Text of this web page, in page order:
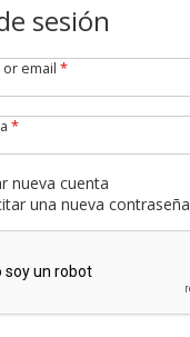
sesión
email *
*
nueva cuenta
una nueva contraseña